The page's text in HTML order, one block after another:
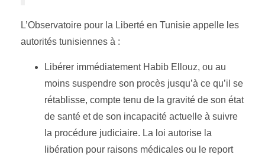
L’Observatoire pour la Liberté en Tunisie appelle les
autorités tunisiennes à :
Libérer immédiatement Habib Ellouz, ou au
moins suspendre son procès jusqu’à ce qu’il se
rétablisse, compte tenu de la gravité de son état
de santé et de son incapacité actuelle à suivre
la procédure judiciaire. La loi autorise la
libération pour raisons médicales ou le report